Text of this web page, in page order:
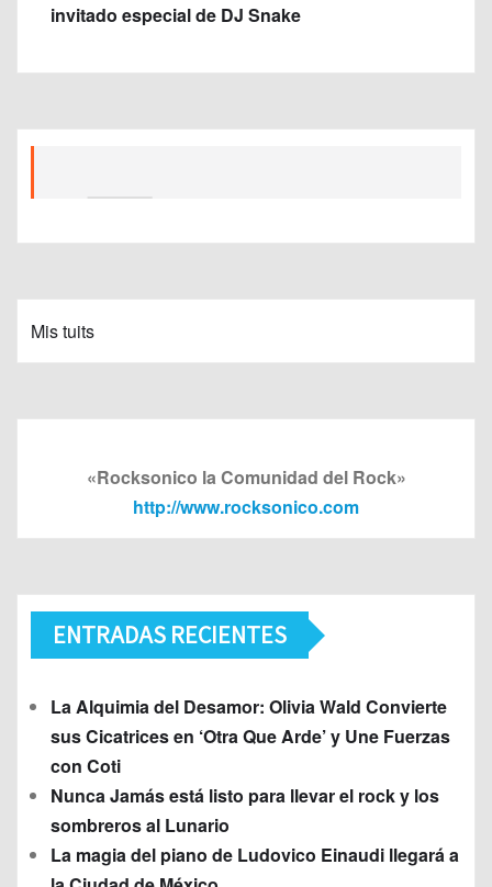
invitado especial de DJ Snake
Mis tuits
«Rocksonico la Comunidad del Rock»
http://www.rocksonico.com
ENTRADAS RECIENTES
La Alquimia del Desamor: Olivia Wald Convierte
sus Cicatrices en ‘Otra Que Arde’ y Une Fuerzas
con Coti
Nunca Jamás está listo para llevar el rock y los
sombreros al Lunario
La magia del piano de Ludovico Einaudi llegará a